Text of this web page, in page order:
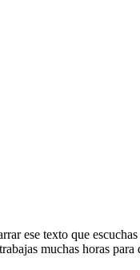
ese texto que
muchas horas